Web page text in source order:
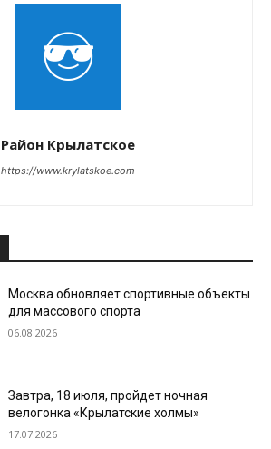
Район Крылатское
https://www.krylatskoe.com
Москва обновляет спортивные объекты
для массового спорта
06.08.2026
Завтра, 18 июля, пройдет ночная
велогонка «Крылатские холмы»
17.07.2026